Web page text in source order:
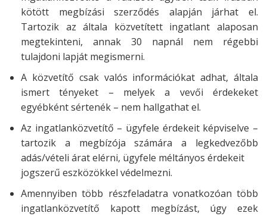
kötött megbízási szerződés alapján járhat el.
Tartozik az általa közvetített ingatlant alaposan
megtekinteni, annak 30 napnál nem régebbi
tulajdoni lapját megismerni.
A közvetítő csak valós információkat adhat, általa
ismert tényeket – melyek a vevői érdekeket
egyébként sértenék – nem hallgathat el.
Az ingatlanközvetítő – ügyfele érdekeit képviselve –
tartozik a megbízója számára a legkedvezőbb
adás/vételi árat elérni, ügyfele méltányos érdekeit
jogszerű eszközökkel védelmezni.
Amennyiben több részfeladatra vonatkozóan több
ingatlanközvetítő kapott megbízást, úgy ezek